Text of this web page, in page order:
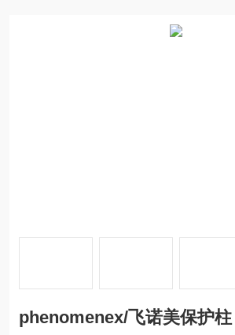
phenomenex/飞诺美保护柱